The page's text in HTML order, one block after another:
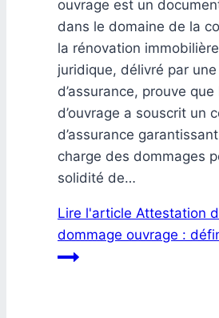
ouvrage est un
dans le domaine de la
la rénovation
juridique, délivré par
d’assurance, prouve
d’ouvrage a souscrit un
d’assurance
charge des dommages
solidité de…
Lire l'article Attestation
dommage ouvrage :